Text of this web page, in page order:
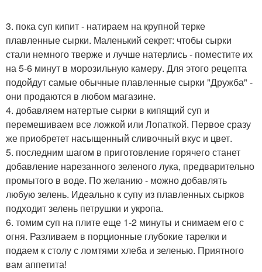
3. пока суп кипит - натираем на крупной терке
плавленные сырки. Маленький секрет: чтобы сырки
стали немного тверже и лучше натерлись - поместите их
на 5-6 минут в морозильную камеру. Для этого рецепта
подойдут самые обычные плавленные сырки "Дружба" -
они продаются в любом магазине.
4. добавляем натертые сырки в кипящий суп и
перемешиваем все ложкой или Лопаткой. Первое сразу
же приобретет насыщенный сливочный вкус и цвет.
5. последним шагом в приготовление горячего станет
добавление нарезанного зеленого лука, предварительно
промытого в воде. По желанию - можно добавлять
любую зелень. Идеально к супу из плавленных сырков
подходит зелень петрушки и укропа.
6. томим суп на плите еще 1-2 минуты и снимаем его с
огня. Разливаем в порционные глубокие тарелки и
подаем к столу с ломтями хлеба и зеленью. Приятного
вам аппетита!